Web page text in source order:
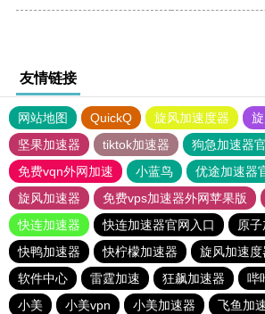
友情链接
网站地图 QuickQ 旋风加速度器
坚果加速器
tiktok加速器
狗急加速器
免费vqn外网加速
小蓝鸟 优途加速器
旋风加速器
免费vps加速器外网苹果版
快连加速器
快连加速器官网入口
原
快鸭加速器
快柠檬加速器 旋风加速度
软件中心
雷霆加速 狂飙加速器 哔
小美
小美vpn 小美加速器 飞鱼加